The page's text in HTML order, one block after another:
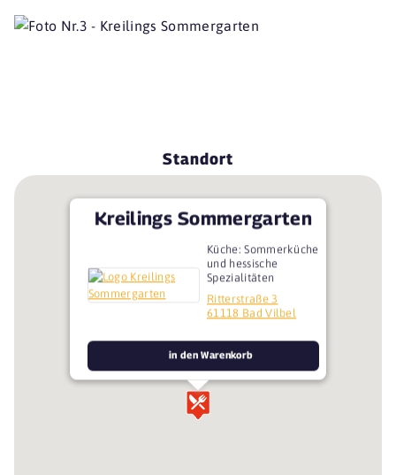
Standort
Kreilings Sommergarten
Küche: Sommerküche
und hessische
Spezialitäten
Ritterstraße 3
61118 Bad Vilbel
in den Warenkorb